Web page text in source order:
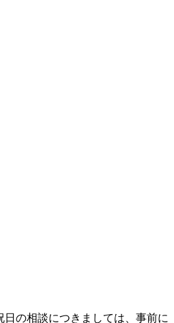
の相談につきましては、事前に